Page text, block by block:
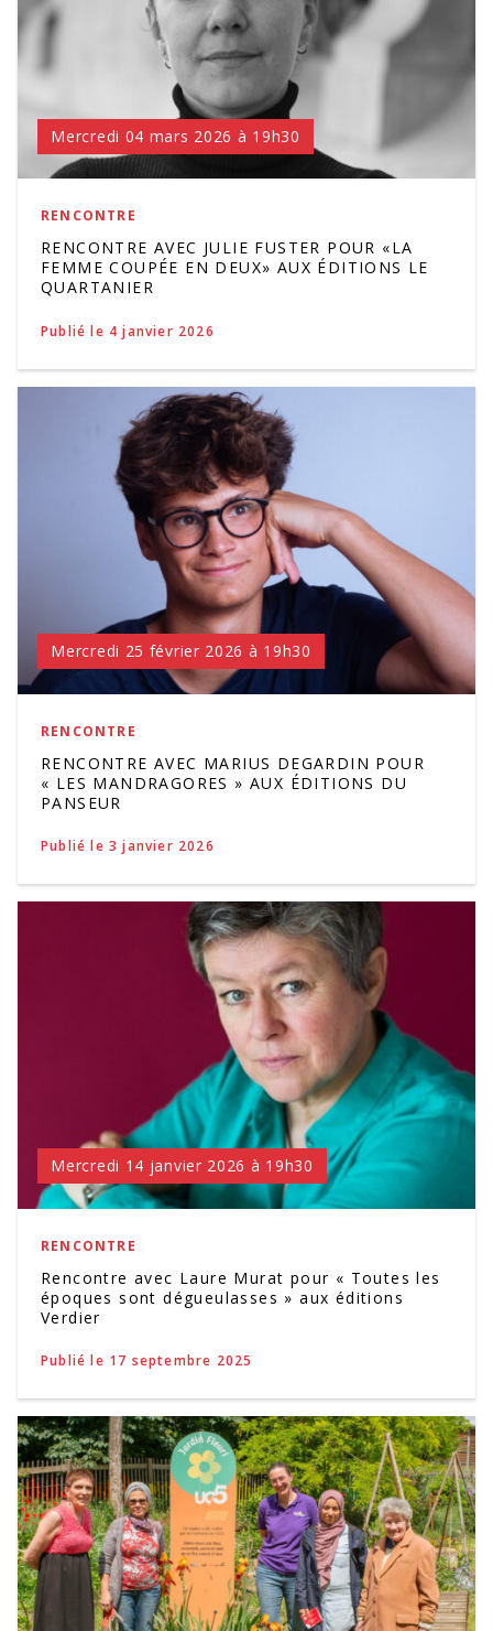
Mercredi 04 mars 2026 à 19h30
RENCONTRE
RENCONTRE AVEC JULIE FUSTER POUR «LA
FEMME COUPÉE EN DEUX» AUX ÉDITIONS LE
QUARTANIER
Publié le 4 janvier 2026
Mercredi 25 février 2026 à 19h30
RENCONTRE
RENCONTRE AVEC MARIUS DEGARDIN POUR
« LES MANDRAGORES » AUX ÉDITIONS DU
PANSEUR
Publié le 3 janvier 2026
Mercredi 14 janvier 2026 à 19h30
RENCONTRE
Rencontre avec Laure Murat pour « Toutes les
époques sont dégueulasses » aux éditions
Verdier
Publié le 17 septembre 2025